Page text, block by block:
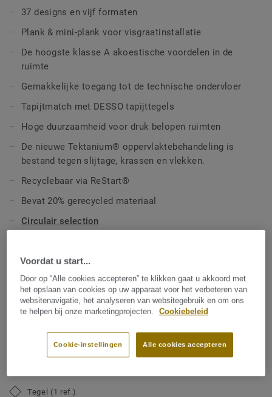
Daarnaast zorgt de Carpet Match voor een naadloze
integratie met DESSO-tapijt dankzij de vergelijkbare hoogte
van de tegels, die samen warmte en tactiliteit brengen in
harmonieuze, karaktervolle werkplekken.
gemaakt en kunnen gemakkelijk worden geïnstalleerd en
gedemonteerd, zodat de technische ondervloer snel
prestaties in ruimtes dempen geluidsniveaus voor betere
concentratie, productiviteit en ontspanning. De nieuwe
Tektanium® oppervlaktebehandeling biedt een
vlekken. Onze vloeren zijn vervaardigd met een ftalaatvrije
technologie en hebben een ultralage VOC-uitstoot
(vluchtige organische stoffen), wat bijdraagt aan een beter
binnenklimaat.
37 designs en vijf formaten
Plank & mini-plank voor visgraatinstallatie
De hoogste klasse A akoestische voordelen in de
ruimte
Gemakkelijke toegang tot de technische ondervloer
Tapijtmatch met DESSO tapijttegels
Hoge duurzaamheid voor druk belopen ruimten
De nieuwe Tektanium® oppervlaktebehandeling is
bestand tegen slijtage, krassen en vlekken.
Recyclebaar via ReStart®
Bevat 20% gerecycled materiaal
Circulair selection
vloerbedekking
Commerciële classificatie:34 Very Heavy
Professionele garantie (in jaren):10 jaar
Tegel (1 ref.)
Voordat u start...
Door op “Alle cookies accepteren” te klikken gaat u akkoord met
het opslaan van cookies op uw apparaat voor het verbeteren van
websitenavigatie, het analyseren van websitegebruik en om ons
te helpen bij onze marketingprojecten.
Cookiebeleid
Alle cookies accepteren
Cookie-instellingen